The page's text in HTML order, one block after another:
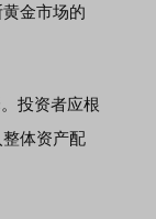
金市场的
投资者应根
体资产配